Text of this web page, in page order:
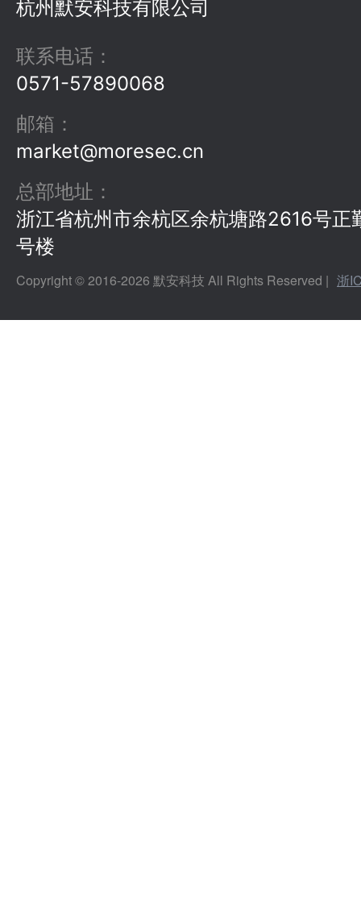
杭州默安科技有限公司
联系电话 ：
0571-57890068
邮箱 ：
market@moresec.cn
总部地址 ：
浙江省杭州市余杭区余杭塘路2616号正
号楼
Copyright © 2016-2026 默安科技 All Rights Reserved | 浙